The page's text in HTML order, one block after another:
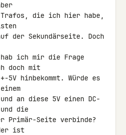
die ich hier habe,
der Sekundärseite. Doch
ich mir die Frage
doch mit
hinbekommt. Würde es
an diese 5V einen DC-
die
Primär-Seite verbinde?
ist